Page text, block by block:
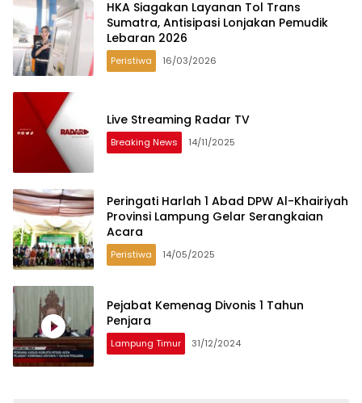
HKA Siagakan Layanan Tol Trans
Sumatra, Antisipasi Lonjakan Pemudik
Lebaran 2026
Peristiwa 16/03/2026
Live Streaming Radar TV
Breaking News 14/11/2025
Peringati Harlah 1 Abad DPW Al-Khairiyah
Provinsi Lampung Gelar Serangkaian
Acara
Peristiwa 14/05/2025
Pejabat Kemenag Divonis 1 Tahun
Penjara
Lampung Timur 31/12/2024